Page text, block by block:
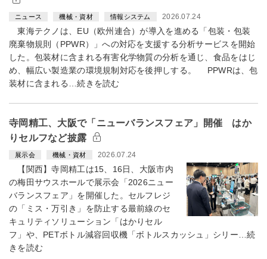
ニュース 機械・資材 情報システム 2026.07.24
東海テクノは、EU（欧州連合）が導入を進める「包装・包装
廃棄物規則（PPWR）」への対応を支援する分析サービスを開始
した。包装材に含まれる有害化学物質の分析を通じ、食品をはじ
め、幅広い製造業の環境規制対応を後押しする。 PPWRは、包
装材に含まれる…続きを読む
寺岡精工、大阪で「ニューバランスフェア」開催 はか
りセルフなど披露
展示会 機械・資材 2026.07.24
【関西】寺岡精工は15、16日、大阪市内
の梅田サウスホールで展示会「2026ニュー
バランスフェア」を開催した。セルフレジ
の「ミス・万引き」を防止する最前線のセ
キュリティソリューション「はかりセル
フ」や、PETボトル減容回収機「ボトルスカッシュ」シリー…続
きを読む